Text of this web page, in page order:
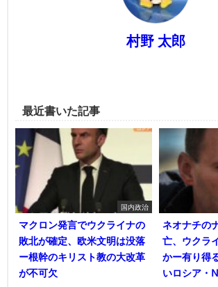
村野 太郎
最近書いた記事
国内政治
マクロン発言でウクライナの
敗北が確定、欧米文明は没落
ー根幹のキリスト教の大改革
が不可欠
ネオナチの
亡、ウクラ
かー有り得
いロシア・